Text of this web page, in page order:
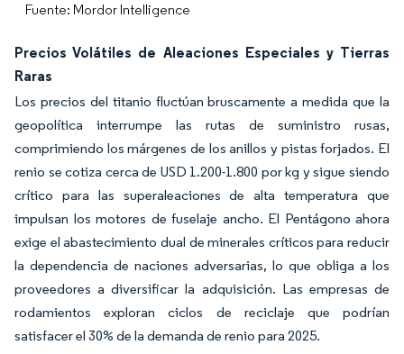
Fuente: Mordor Intelligence
Precios Volátiles de Aleaciones Especiales y Tierras
Raras
Los precios del titanio fluctúan bruscamente a medida que la
geopolítica interrumpe las rutas de suministro rusas,
comprimiendo los márgenes de los anillos y pistas forjados. El
renio se cotiza cerca de USD 1.200-1.800 por kg y sigue siendo
crítico para las superaleaciones de alta temperatura que
impulsan los motores de fuselaje ancho. El Pentágono ahora
exige el abastecimiento dual de minerales críticos para reducir
la dependencia de naciones adversarias, lo que obliga a los
proveedores a diversificar la adquisición. Las empresas de
rodamientos exploran ciclos de reciclaje que podrían
satisfacer el 30% de la demanda de renio para 2025.